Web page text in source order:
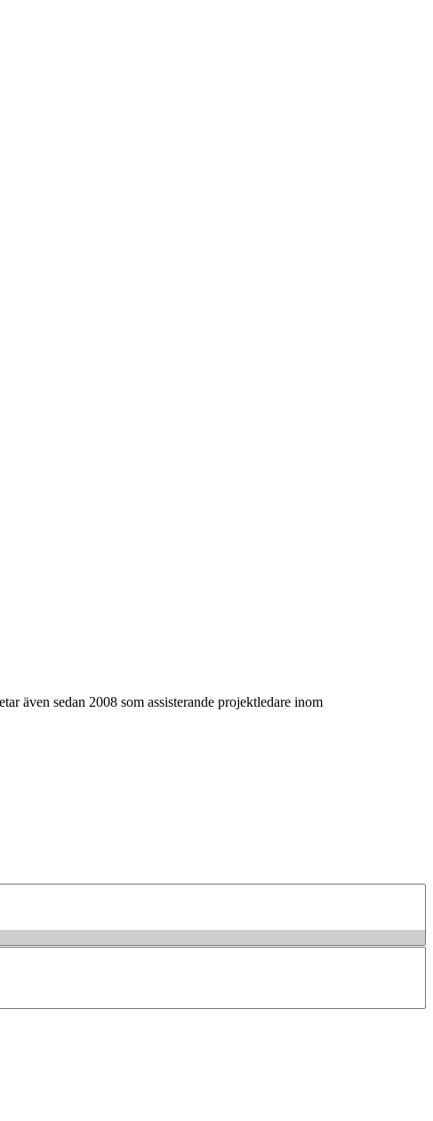
även sedan 2008 som assisterande projektledare inom